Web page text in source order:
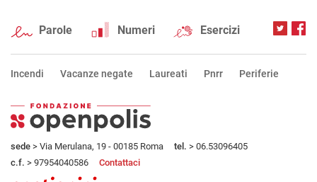
Parole Numeri Esercizi
Incendi Vacanze negate Laureati Pnrr Periferie
sede > Via Merulana, 19 - 00185 Roma tel. > 06.53096405
c.f. > 97954040586 Contattaci